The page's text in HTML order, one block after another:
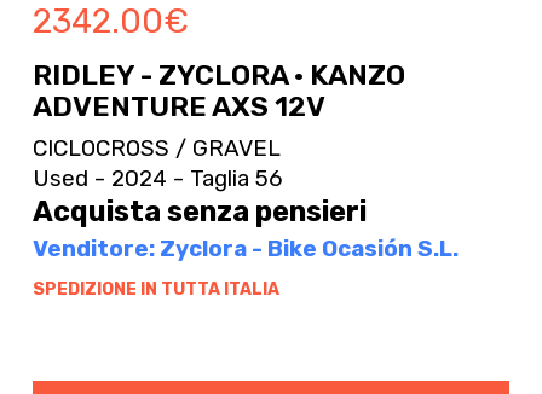
2342.00€
RIDLEY - ZYCLORA · KANZO
ADVENTURE AXS 12V
CICLOCROSS / GRAVEL
Used - 2024 - Taglia 56
Acquista senza pensieri
Venditore: Zyclora - Bike Ocasión S.L.
SPEDIZIONE IN TUTTA ITALIA